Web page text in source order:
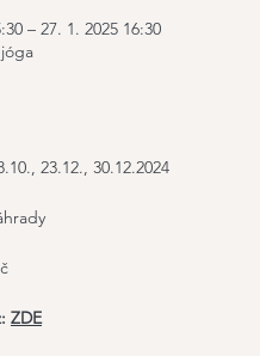
– 27. 1. 2025 16:30
23.12., 30.12.2024
ZDE